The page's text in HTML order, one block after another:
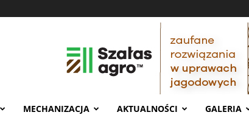
MECHANIZACJA AKTUALNOŚCI GALERIA